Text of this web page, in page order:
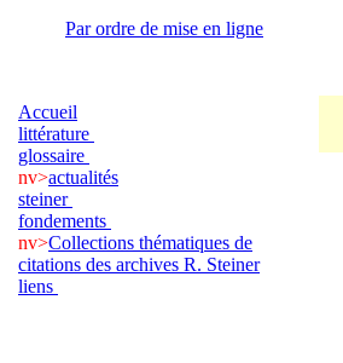
Par ordre de mise en ligne
Accueil
littérature
glossaire
nv>actualités
steiner
fondements
nv>Collections thématiques de
citations des archives R. Steiner
liens